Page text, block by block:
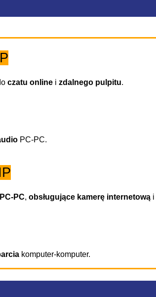
czatu online i zdalnego pulpitu.
PC-PC.
PC-PC, obsługujące kamerę internetową i
komputer-komputer.